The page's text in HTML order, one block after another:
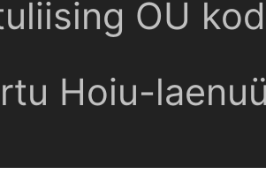
OÜ
Hoiu-